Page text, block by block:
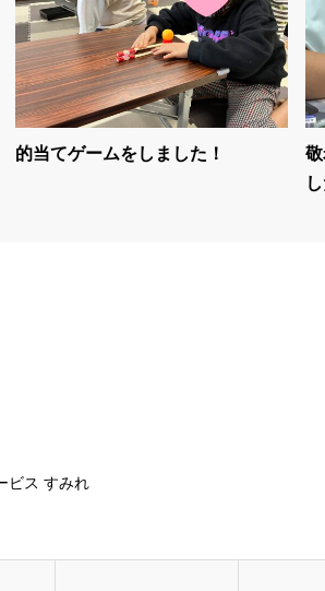
的当てゲームをしました！
ビス すみれ